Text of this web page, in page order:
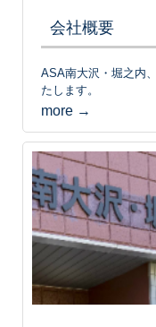
会社概要
ASA南大沢・堀之内
たします。
more →